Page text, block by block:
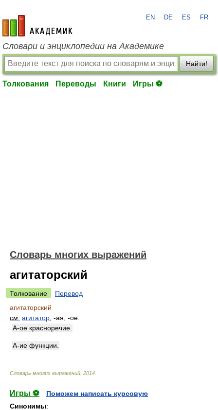
academic.ru
EN DE ES FR
Словари и энциклопедии на Академике
Найти!
Толкования Переводы Книги Игры ⚽
Словарь многих выражений
агитаторский
Толкование
Перевод
агитаторский
см. агитатор; -ая, -ое.
А-ое красноречие.
А-ие функции.
Словарь многих выражений 2014
Игры ⚽
Поможем написать курсовую
Синонимы: